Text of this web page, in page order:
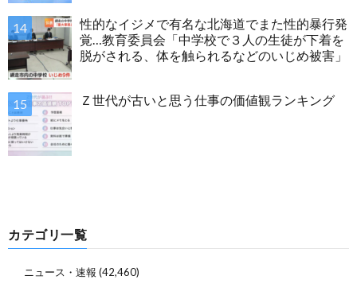
性的なイジメで有名な北海道でまた性的暴行発
覚…教育委員会「中学校で３人の生徒が下着を
脱がされる、体を触られるなどのいじめ被害」
Ｚ世代が古いと思う仕事の価値観ランキング
カテゴリ一覧
ニュース・速報 (42,460)